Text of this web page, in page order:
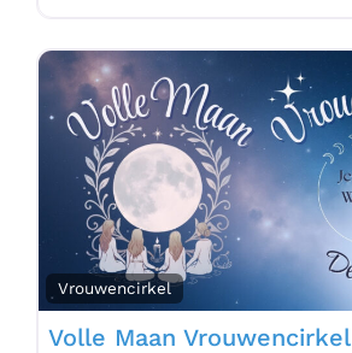
Vrouwencirkel
Volle Maan Vrouwencirkel